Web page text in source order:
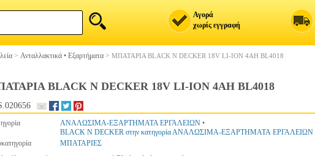
Αγορά
χωρίς εγγραφή
> Ανταλλακτικά • Εξαρτήματα > ΜΠΑΤΑΡΙΑ BLACK N DECKER 18V LI-ION 4AH BL4018
BLACK N DECKER 18V LI-ION 4AH BL4018
ΑΝΑΛΩΣΙΜΑ-ΕΞΑΡΤΗΜΑΤΑ ΕΡΓΑΛΕΙΩΝ •
BLACK N DECKER στην κατηγορία ΑΝΑΛΩΣΙΜΑ-ΕΞΑΡΤΗΜΑΤΑ ΕΡΓΑΛΕΙΩΝ
ΜΠΑΤΑΡΙΕΣ